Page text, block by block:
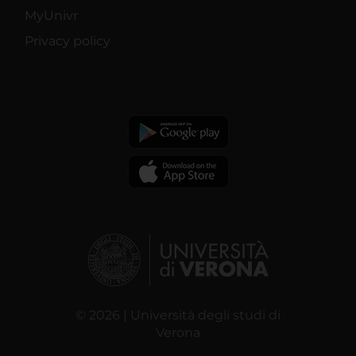
MyUnivr
Privacy policy
© 2026 | Università degli studi di
Verona